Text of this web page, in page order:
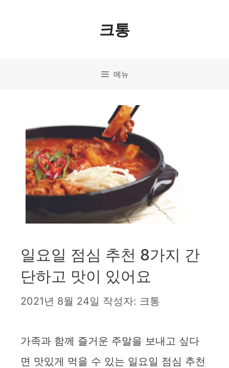
크통
메뉴
일요일 점심 추천 8가지 간
단하고 맛이 있어요
2021년 8월 24일 작성자: 크통
가족과 함께 즐거운 주말을 보내고 싶다
면 맛있게 먹을 수 있는 일요일 점심 추천